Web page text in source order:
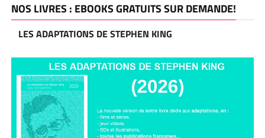
NOS LIVRES : EBOOKS GRATUITS SUR DEMANDE!
LES ADAPTATIONS DE STEPHEN KING